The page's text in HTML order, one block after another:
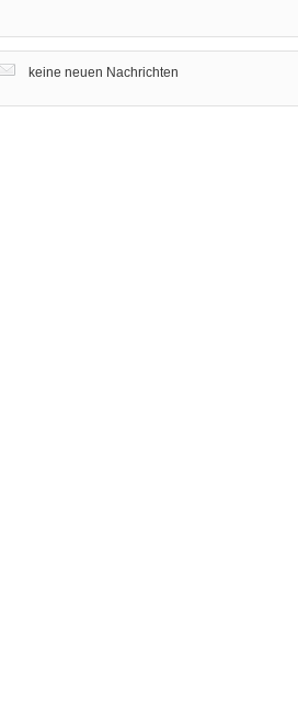
keine neuen Nachrichten